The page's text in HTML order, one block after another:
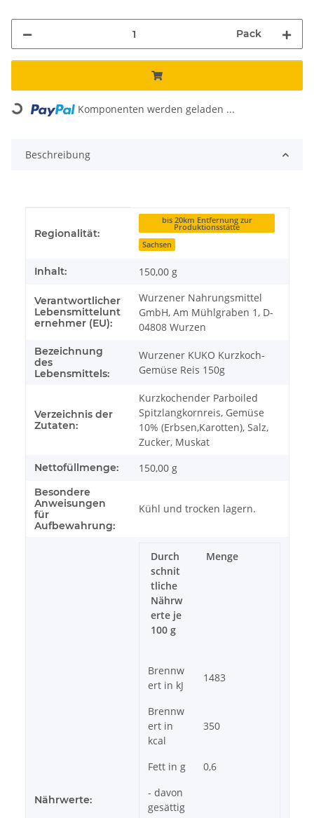
Pack
Loading... Komponenten werden geladen ...
Beschreibung
Regionalität:
bis 20km Entfernung zur
Produktionsstätte
Sachsen
Inhalt: 150,00 g
Verantwortlicher
Lebensmittelunt
ernehmer (EU):
Wurzener Nahrungsmittel
GmbH, Am Mühlgraben 1, D-
04808 Wurzen
Bezeichnung
des
Lebensmittels:
Wurzener KUKO Kurzkoch-
Gemüse Reis 150g
Verzeichnis der
Zutaten:
Kurzkochender Parboiled
Spitzlangkornreis, Gemüse
10% (Erbsen,Karotten), Salz,
Zucker, Muskat
Nettofüllmenge: 150,00 g
Besondere
Anweisungen
für
Aufbewahrung:
Kühl und trocken lagern.
Nährwerte:
Durch
schnit
tliche
Nährw
erte je
100 g
Menge
Brennw
ert in kJ
1483
Brennw
ert in
kcal
350
Fett in g
0,6
- davon
gesättig